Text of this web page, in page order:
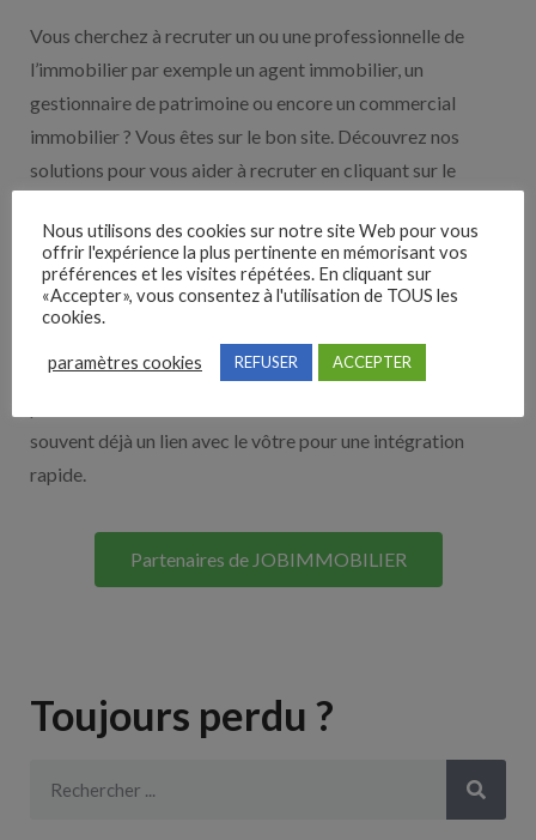
Vous cherchez à recruter un ou une professionnelle de
l’immobilier par exemple un agent immobilier, un
gestionnaire de patrimoine ou encore un commercial
immobilier ? Vous êtes sur le bon site. Découvrez nos
solutions pour vous aider à recruter en cliquant sur le
Nos solutions entreprises
Découvrez nos partenaires ! Moteurs de recherches,
multidiffuseurs, sites payant… nombreux sont nos
souvent déjà un lien avec le vôtre pour une intégration
rapide.
Partenaires de JOBIMMOBILIER
Toujours perdu ?
Nous utilisons des cookies sur notre site Web pour vous
offrir l'expérience la plus pertinente en mémorisant vos
préférences et les visites répétées. En cliquant sur
«Accepter», vous consentez à l'utilisation de TOUS les
cookies.
paramètres cookies REFUSER ACCEPTER